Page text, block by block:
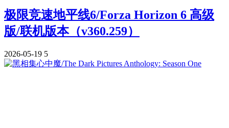
极限竞速地平线6/Forza Horizon 6 高级
版/联机版本（v360.259）
2026-05-19 5